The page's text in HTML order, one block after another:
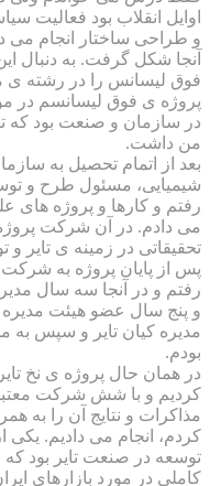
اوایل انقلاب بود فعالیت
و طراحی ساختار انجام می
آنجا شکل گرفت. به دنبال
فوق لیسانس را در رشته ی
پروژه ی فوق لیسانسم در
در سازمان و صنعت بود که
من داشت.
بعد از اتمام تحصیل به
شیمیایی، مسئول طرح و
رفتم و کارها و پروژه های
می دادم. در آن شرکت
تحقیقاتی در زمینه ی تایر و
پس از پایان پروژه به
رفتم و در آنجا سه سال
و پنج سال عضو هیئت مدیره
مدیره کیان تایر و سپس
بودم.
در همان حال پروژه ی نخ
کردیم و با شش شرکت
مذاکرات و نتایج آن را به
کردم، انجام می دادیم. یکی
توسعه در صنعت تایر بود که
کاملی در مورد بازارهای